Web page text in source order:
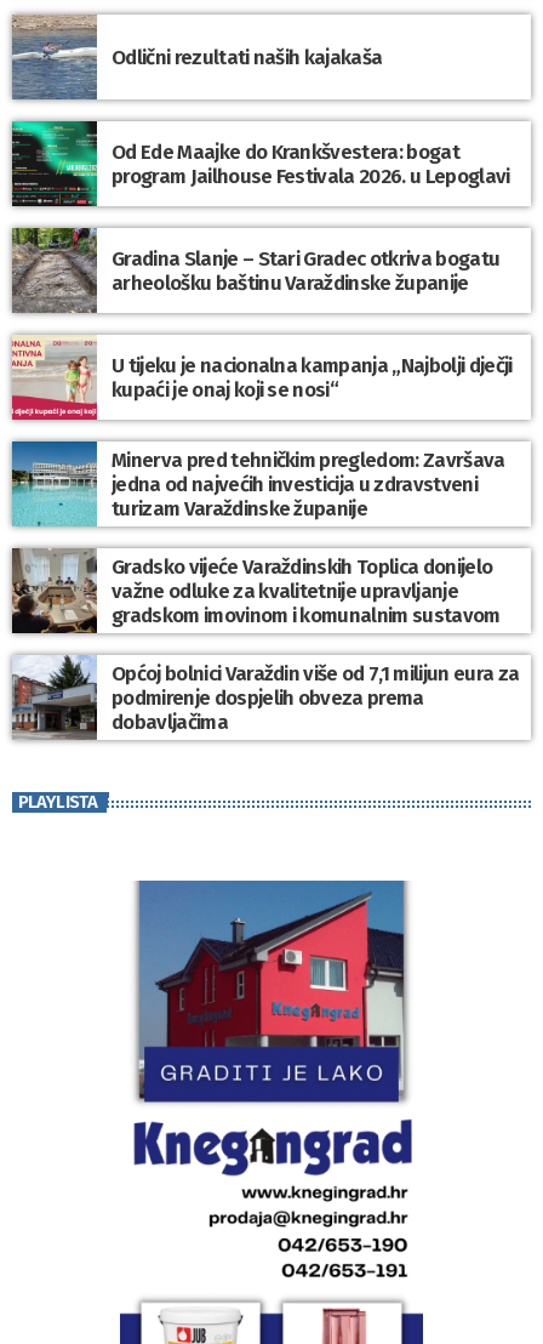
Odlični rezultati naših kajakaša
Od Ede Maajke do Krankšvestera: bogat
program Jailhouse Festivala 2026. u Lepoglavi
Gradina Slanje – Stari Gradec otkriva bogatu
arheološku baštinu Varaždinske županije
U tijeku je nacionalna kampanja „Najbolji dječji
kupaći je onaj koji se nosi“
Minerva pred tehničkim pregledom: Završava
jedna od najvećih investicija u zdravstveni
turizam Varaždinske županije
Gradsko vijeće Varaždinskih Toplica donijelo
važne odluke za kvalitetnije upravljanje
gradskom imovinom i komunalnim sustavom
Općoj bolnici Varaždin više od 7,1 milijun eura za
podmirenje dospjelih obveza prema
dobavljačima
PLAYLISTA